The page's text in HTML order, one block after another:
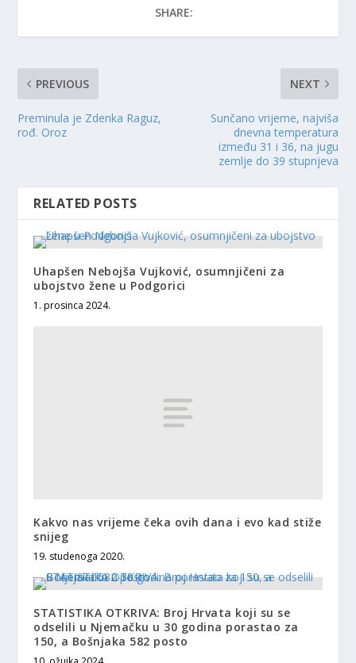
SHARE:
PREVIOUS
Preminula je Zdenka Raguz,
rođ. Oroz
NEXT
Sunčano vrijeme, najviša
dnevna temperatura
između 31 i 36, na jugu
zemlje do 39 stupnjeva
RELATED POSTS
Uhapšen Nebojša Vujković, osumnjičeni za
ubojstvo žene u Podgorici
1. prosinca 2024.
Kakvo nas vrijeme čeka ovih dana i evo kad stiže
snijeg
19. studenoga 2020.
STATISTIKA OTKRIVA: Broj Hrvata koji su se
odselili u Njemačku u 30 godina porastao za
150, a Bošnjaka 582 posto